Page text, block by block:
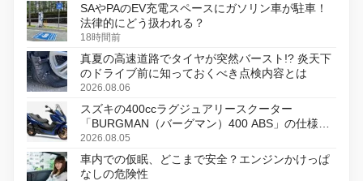
SAやPAのEV充電スペースにガソリン車が駐車！
法律的にどう扱われる？
18時間前
真夏の高速道路でタイヤが突然バースト!? 炎天下
のドライブ前に知っておくべき点検内容とは
2026.08.06
スズキの400ccラグジュアリースクーター
「BURGMAN（バーグマン）400 ABS」の仕様を
変更し、8月18日に発売
2026.08.05
車内での仮眠、どこまで安全？エンジンかけっぱ
なしの危険性